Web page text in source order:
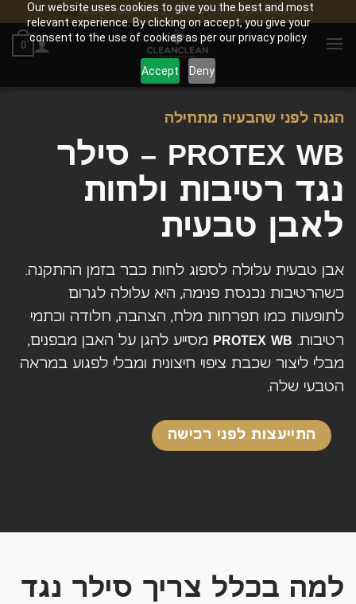
Our website uses cookies to give you the best and most
relevant experience. By clicking on accept, you give your
consent to the use of cookies as per our privacy policy.
Deny
Accept
משלוח חינם לנקודת איסוף בקנייה מעל 100₪ סגור
0
הגנה לפני שהבעיה מתחילה
PROTEX WB – סילר
נגד רטיבות ולחות
לאבן טבעית
אבן טבעית עלולה לספוג לחות כבר בזמן ההתקנה.
כשהרטיבות נכנסת פנימה, היא עלולה לגרום
לתופעות כמו תפרחות מלח, הצהבה, חלודה וכתמי
רטיבות. PROTEX WB מסייע להגן על האבן מבפנים,
מבלי ליצור שכבת ציפוי חיצונית ומבלי לפגוע במראה
הטבעי שלה.
התייעצות לפני רכישה
למה בכלל צריך סילר נגד